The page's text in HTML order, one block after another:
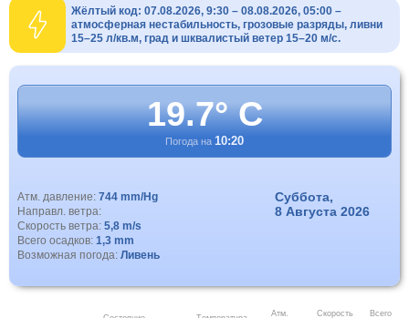
Жёлтый код: 07.08.2026, 9:30 – 08.08.2026, 05:00 –
атмосферная нестабильность, грозовые разряды, ливни
15–25 л/кв.м, град и шквалистый ветер 15–20 м/с.
19.7° C
Погода на 10:20
Атм. давление: 744 mm/Hg
Направл. ветра:
Скорость ветра: 5,8 m/s
Всего осадков: 1,3 mm
Возможная погода: Ливень
Суббота,
8 Августа 2026
Атм.
Скорость
Всего